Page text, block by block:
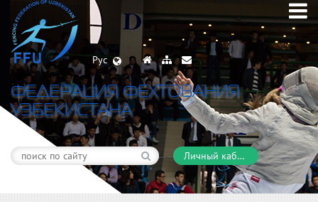
Рус
ФЕДЕРАЦИЯ ФЕХТОВАНИЯ
УЗБЕКИСТАНА
Личный кабинет